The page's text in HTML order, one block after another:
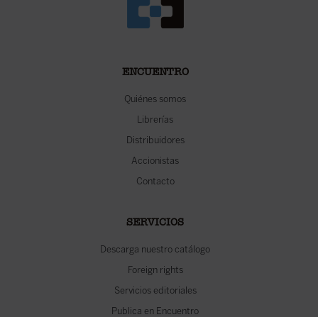
ENCUENTRO
Quiénes somos
Librerías
Distribuidores
Accionistas
Contacto
SERVICIOS
Descarga nuestro catálogo
Foreign rights
Servicios editoriales
Publica en Encuentro